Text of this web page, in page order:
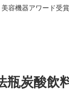
容機器アワード受
瓶炭酸飲